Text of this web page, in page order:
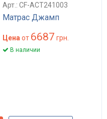
Арт.: CF-ACT241003
Матрас Джамп
Цена от 6687 грн.
В наличии